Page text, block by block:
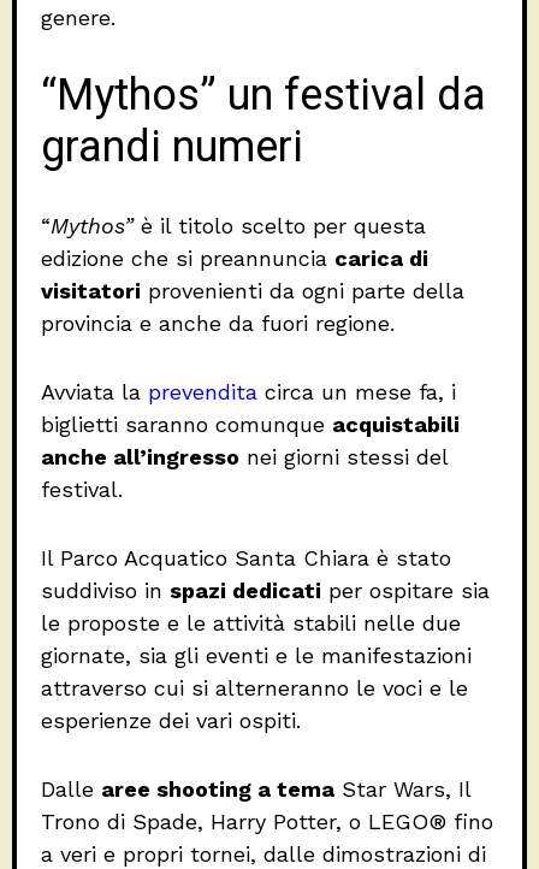
genere.
“Mythos” un festival da
grandi numeri
“Mythos”è il titolo scelto per questa
edizione che si preannuncia carica di
visitatori provenienti da ogni parte della
provincia e anche da fuori regione.
Avviata la prevendita circa un mese fa, i
biglietti saranno comunque acquistabili
anche all’ingresso nei giorni stessi del
festival.
Il Parco Acquatico Santa Chiara è stato
suddiviso in spazi dedicati per ospitare sia
le proposte e le attività stabili nelle due
giornate, sia gli eventi e le manifestazioni
attraverso cui si alterneranno le voci e le
esperienze dei vari ospiti.
Dalle aree shooting a tema Star Wars, Il
Trono di Spade, Harry Potter, o LEGO® fino
a veri e propri tornei, dalle dimostrazioni di